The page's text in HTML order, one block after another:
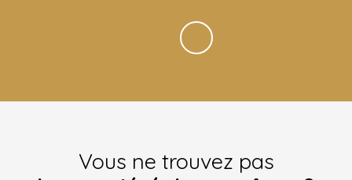
Vous ne trouvez pas